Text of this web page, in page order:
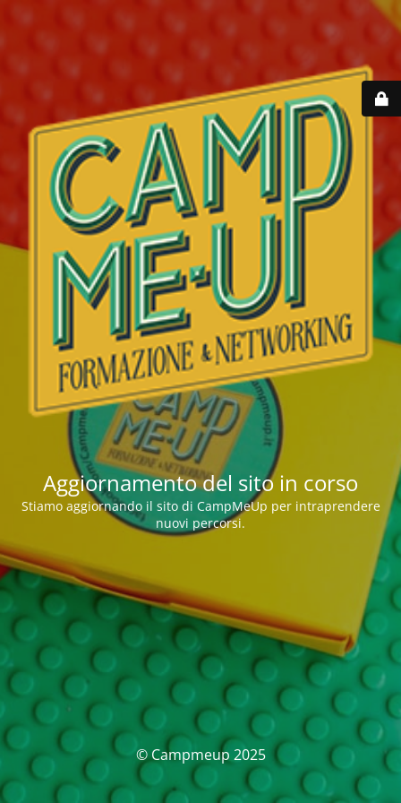
Aggiornamento del sito in corso
Stiamo aggiornando il sito di CampMeUp per intraprendere
nuovi percorsi.
© Campmeup 2025